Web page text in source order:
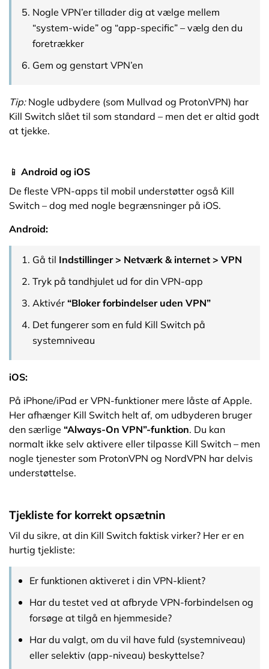
Nogle VPN’er tillader dig at vælge mellem
“system-wide” og “app-specific” – vælg den du
foretrækker
Gem og genstart VPN’en
Tip:Nogle udbydere (som Mullvad og ProtonVPN) har
Kill Switch slået til som standard – men det er altid godt
at tjekke.
📱 Android og iOS
De fleste VPN-apps til mobil understøtter også Kill
Switch – dog med nogle begrænsninger på iOS.
Android:
Gå til Indstillinger > Netværk & internet > VPN
Tryk på tandhjulet ud for din VPN-app
Aktivér“Bloker forbindelser uden VPN”
Det fungerer som en fuld Kill Switch på
systemniveau
iOS:
På iPhone/iPad er VPN-funktioner mere låste af Apple.
Her afhænger Kill Switch helt af, om udbyderen bruger
den særlige “Always-On VPN”-funktion. Du kan
normalt ikke selv aktivere eller tilpasse Kill Switch – men
nogle tjenester som ProtonVPN og NordVPN har delvis
understøttelse.
Tjekliste for korrekt opsætnin
Vil du sikre, at din Kill Switch faktisk virker? Her er en
hurtig tjekliste:
Er funktionen aktiveret i din VPN-klient?
Har du testet ved at afbryde VPN-forbindelsen og
forsøge at tilgå en hjemmeside?
Har du valgt, om du vil have fuld (systemniveau)
eller selektiv (app-niveau) beskyttelse?